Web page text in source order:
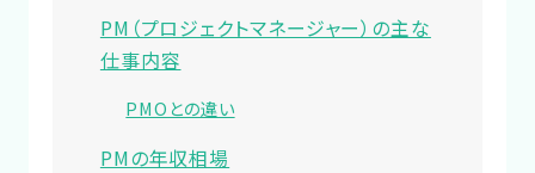
PM（プロジェクトマネージャー）の主な
仕事内容
PMOとの違い
PMの年収相場